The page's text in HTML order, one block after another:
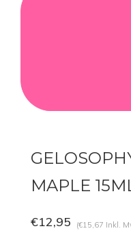
MAPLE
€12,95 (€15,67 Inkl.